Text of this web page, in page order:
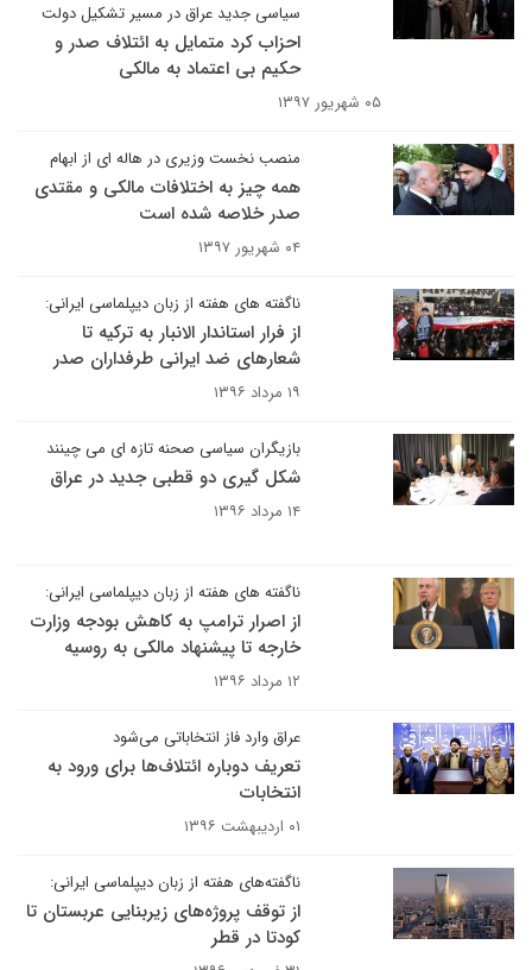
سیاسی جدید عراق در مسیر تشکیل دولت
احزاب کرد متمایل به ائتلاف صدر و
حکیم بی اعتماد به مالکی
۰۵ شهریور ۱۳۹۷
منصب نخست وزیری در هاله ای از ابهام
همه چیز به اختلافات مالکی و مقتدی
صدر خلاصه شده است
۰۴ شهریور ۱۳۹۷
ناگفته های هفته از زبان دیپلماسی ایرانی:
از فرار استاندار الانبار به ترکیه تا
شعارهای ضد ایرانی طرفداران صدر
۱۹ مرداد ۱۳۹۶
بازیگران سیاسی صحنه تازه ای می چینند
شکل گیری دو قطبی جدید در عراق
۱۴ مرداد ۱۳۹۶
ناگفته های هفته از زبان دیپلماسی ایرانی:
از اصرار ترامپ به کاهش بودجه وزارت
خارجه تا پیشنهاد مالکی به روسیه
۱۲ مرداد ۱۳۹۶
عراق وارد فاز انتخاباتی می‌شود
تعریف دوباره ائتلاف‌ها برای ورود به
انتخابات
۰۱ اردیبهشت ۱۳۹۶
ناگفته‌های هفته از زبان دیپلماسی ایرانی:
از توقف پروژه‌های زیربنایی عربستان تا
کودتا در قطر